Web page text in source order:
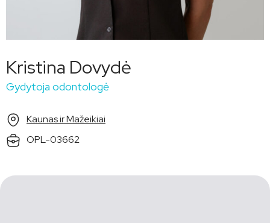
Kristina Dovydė
Gydytoja odontologė
Kaunas ir Mažeikiai
OPL-03662